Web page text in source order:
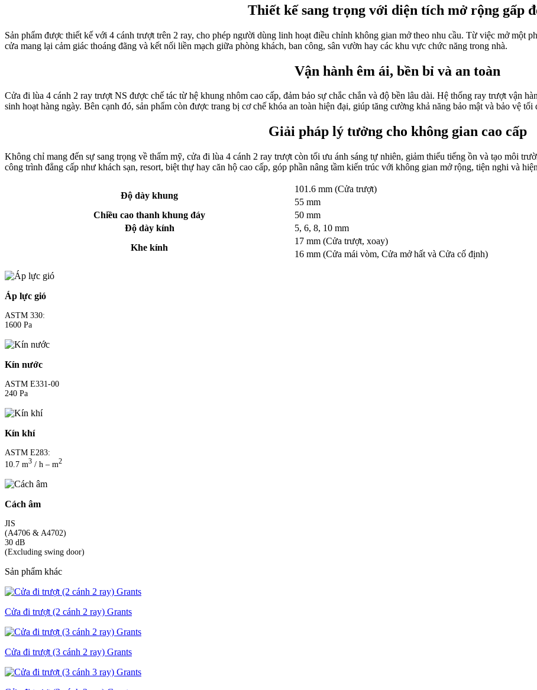
Thiết kế sang trọng với diện tích mở rộng gấp
Sản phẩm được thiết kế với 4 cánh trượt trên 2 ray, cho phép người dùng linh hoạt điều chỉnh không gian mở theo nhu cầu. Từ việc mở một
cửa mang lại cảm giác thoáng đãng và kết nối liền mạch giữa phòng khách, ban công, sân vườn hay các khu vực chức năng trong nhà.
Vận hành êm ái, bền bỉ và an toàn
Cửa đi lùa 4 cánh 2 ray trượt NS được chế tác từ hệ khung nhôm cao cấp, đảm bảo sự chắc chắn và độ bền lâu dài. Hệ thống ray trượt vận
sinh hoạt hàng ngày. Bên cạnh đó, sản phẩm còn được trang bị cơ chế khóa an toàn hiện đại, giúp tăng cường khả năng bảo mật và bảo vệ tối
Giải pháp lý tưởng cho không gian cao cấp
Không chỉ mang đến sự sang trọng về thẩm mỹ, cửa đi lùa 4 cánh 2 ray trượt còn tối ưu ánh sáng tự nhiên, giảm thiểu tiếng ồn và tạo môi
công trình đẳng cấp như khách sạn, resort, biệt thự hay căn hộ cao cấp, góp phần nâng tầm kiến trúc với không gian mở rộng, tiện nghi và
Độ dày khung
101.6 mm (Cửa trượt)
55 mm
Chiều cao thanh khung đáy
50 mm
Độ dày kính
5, 6, 8, 10 mm
Khe kính
17 mm (Cửa trượt, xoay)
16 mm (Cửa mái vòm, Cửa mở hất và Cửa cố định)
Áp lực gió
ASTM 330:
1600 Pa
Kín nước
ASTM E331-00
240 Pa
Kín khí
ASTM E283:
10.7 m3 / h – m2
Cách âm
JIS
(A4706 & A4702)
30 dB
(Excluding swing door)
Sản phẩm khác
Cửa đi trượt (2 cánh 2 ray) Grants
Cửa đi trượt (3 cánh 2 ray) Grants